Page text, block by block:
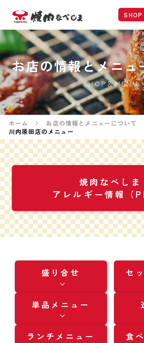
SHOP
お店の情報とメニュ
SHOP＆MENU
ホーム
お店の情報とメニューについて
川内原田店のメニュー
焼肉なべしま
アレルギー情報（
盛り合せ セ
単品メニュー
ランチメニュー 食